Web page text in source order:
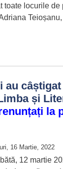
toate locurile de
au
și
la
16 Martie, 2022
12 martie